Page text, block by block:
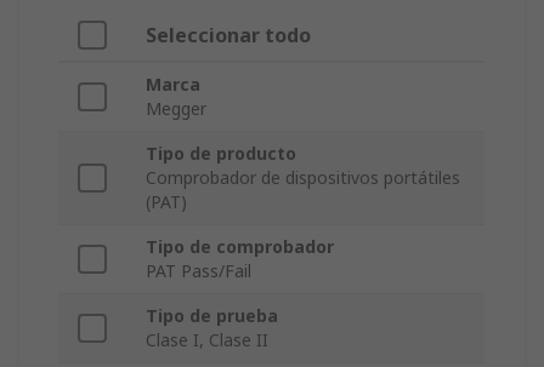
Seleccionar todo
Marca
Megger
Tipo de producto
Comprobador de dispositivos portátiles
(PAT)
Tipo de comprobador
PAT Pass/Fail
Tipo de prueba
Clase I, Clase II